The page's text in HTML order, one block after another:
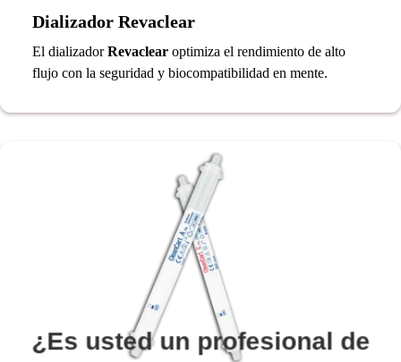
Dializador Revaclear
El dializadorRevaclear optimiza el rendimiento de alto
flujo con la seguridad y biocompatibilidad en mente.
¿Es usted un profesional de